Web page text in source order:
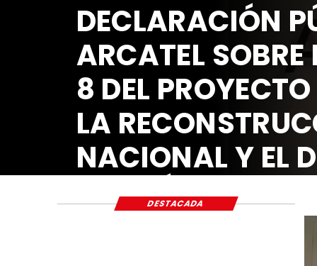
DECLARACIÓN
ARCATEL SOBRE
8 DEL
LA
NACIONAL Y EL
ECONÓMICO Y
DESTACADA